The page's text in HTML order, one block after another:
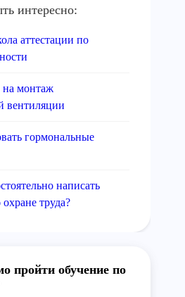
интересно:
аттестации по
монтаж
вентиляции
гормональные
написать
труда?
пройти обучение по